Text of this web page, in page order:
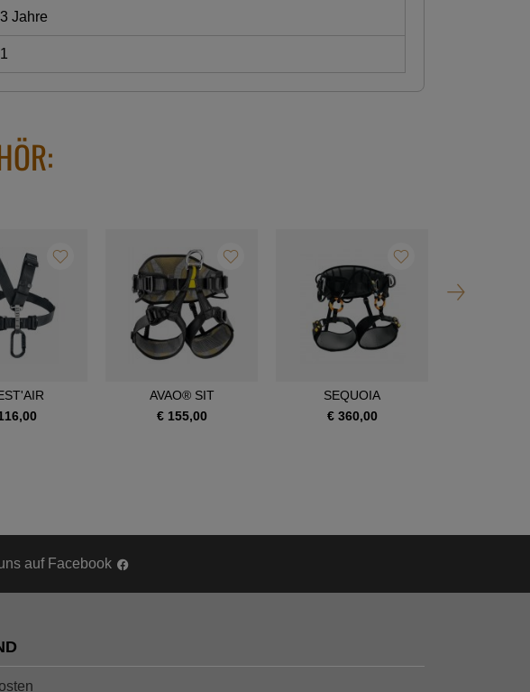
3 Jahre
1
AVAO® SIT
€ 155,00
SEQUOIA
€ 360,00
auf Facebook